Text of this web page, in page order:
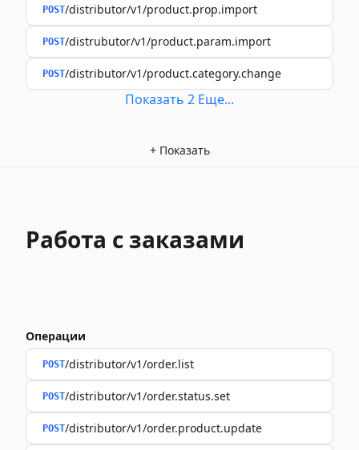
POST/distributor/v1/product.prop.import
POST/distrubutor/v1/product.param.import
POST/distributor/v1/product.category.change
Показать 2 Еще...
+ Показать
Работа с заказами
Операции
POST/distributor/v1/order.list
POST/distributor/v1/order.status.set
POST/distributor/v1/order.product.update